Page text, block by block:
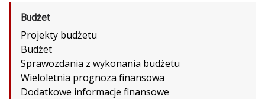
Budżet
Projekty budżetu
Budżet
Sprawozdania z wykonania budżetu
Wieloletnia prognoza finansowa
Dodatkowe informacje finansowe